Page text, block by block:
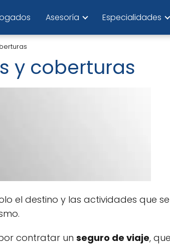
Asesoría Especialidades
y coberturas
el destino y las actividades que
contratar un seguro de viaje,